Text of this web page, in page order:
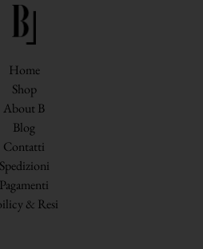
Home
Shop
About B
Blog
Contatti
Spedizioni
Pagamenti
& Resi